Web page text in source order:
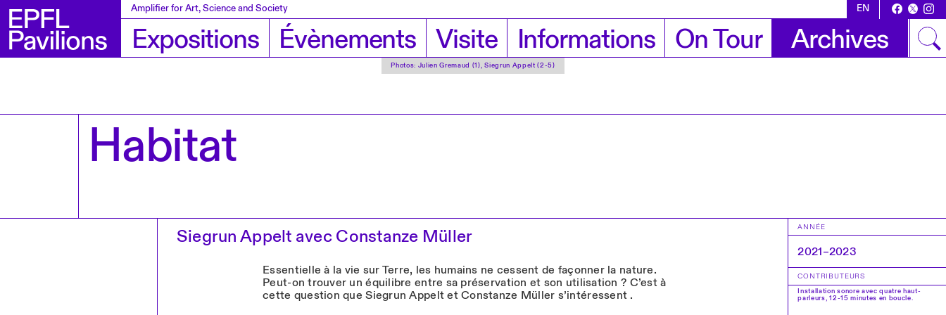
Amplifier for Art, Science and Society EN
Expositions Évènements Visite Informations On Tour Archives
Photos: Julien Gremaud (1), Siegrun Appelt (2-5)
Habitat
Siegrun Appelt avec Constanze Müller
Essentielle à la vie sur Terre, les humains ne cessent de façonner la nature.
Peut-on trouver un équilibre entre sa préservation et son utilisation ? C’est à
cette question que Siegrun Appelt et Constanze Müller s’intéressent .
ANNÉE
2021–2023
CONTRIBUTEURS
Installation sonore avec quatre haut-
parleurs, 12-15 minutes en boucle.